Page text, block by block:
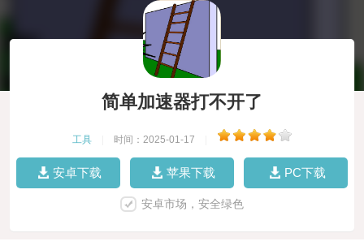
简单加速器打不开了
工具 时间：2025-01-17
安卓下载 苹果下载 PC下载
安卓市场，安全绿色